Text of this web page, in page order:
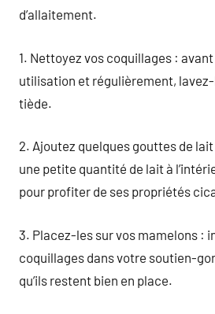
d’allaitement.
1. Nettoyez vos coquillages :
utilisation et régulièrement, lavez-
tiède.
2. Ajoutez quelques gouttes de
une petite quantité de lait à
pour profiter de ses propriétés
3. Placez-les sur vos mamelons :
coquillages dans votre soutien-
qu’ils restent bien en place.